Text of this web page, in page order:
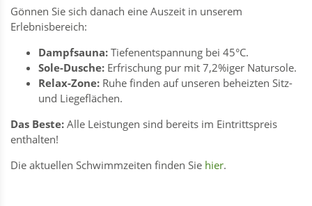
Gönnen Sie sich danach eine Auszeit in unserem
Erlebnisbereich:
Dampfsauna: Tiefenentspannung bei 45°C.
Sole-Dusche: Erfrischung pur mit 7,2%iger Natursole.
Relax-Zone: Ruhe finden auf unseren beheizten Sitz-
und Liegeflächen.
Das Beste: Alle Leistungen sind bereits im Eintrittspreis
enthalten!
Die aktuellen Schwimmzeiten finden Sie hier.